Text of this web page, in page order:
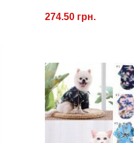
274.50 грн.